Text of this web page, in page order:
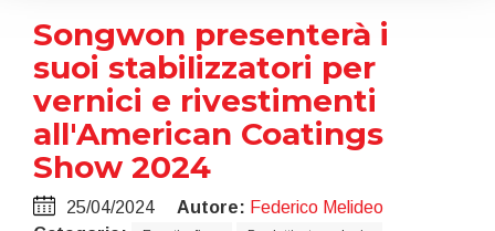
Songwon presenterà i
suoi stabilizzatori per
vernici e rivestimenti
all'American Coatings
Show 2024
25/04/2024 Autore: Federico Melideo